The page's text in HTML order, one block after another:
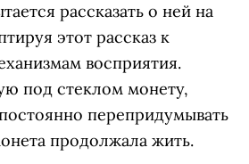
рассказать о ней на
этот рассказ к
восприятия.
под стеклом монету,
перепридумывать
продолжала жить.